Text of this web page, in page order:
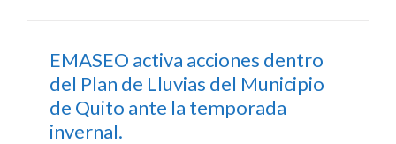
EMASEO activa acciones dentro
del Plan de Lluvias del Municipio
de Quito ante la temporada
invernal.